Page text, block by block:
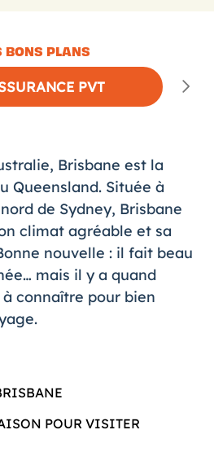
BONS PLANS
PVT
Brisbane est la
Queensland. Située à
de Sydney, Brisbane
climat agréable et sa
nouvelle : il fait beau
mais il y a quand
connaître pour bien
POUR VISITER